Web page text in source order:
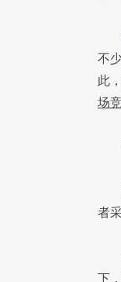
不
此
场
者
下